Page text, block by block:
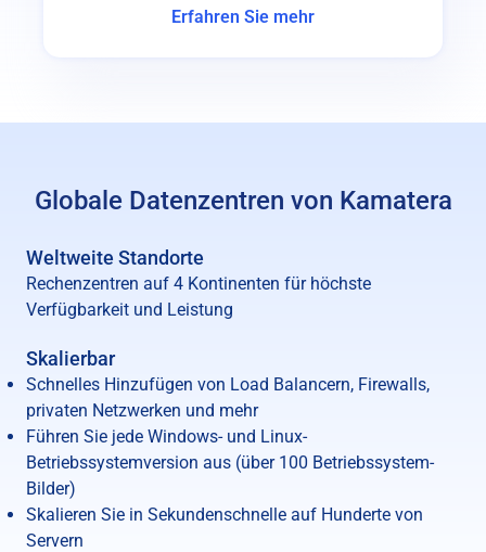
gleichmäßig auf die Server.
Erfahren Sie mehr
Globale Datenzentren von Kamatera
Weltweite Standorte
Rechenzentren auf 4 Kontinenten für höchste
Verfügbarkeit und Leistung
Skalierbar
Schnelles Hinzufügen von Load Balancern, Firewalls,
privaten Netzwerken und mehr
Führen Sie jede Windows- und Linux-
Betriebssystemversion aus (über 100 Betriebssystem-
Bilder)
Skalieren Sie in Sekundenschnelle auf Hunderte von
Servern